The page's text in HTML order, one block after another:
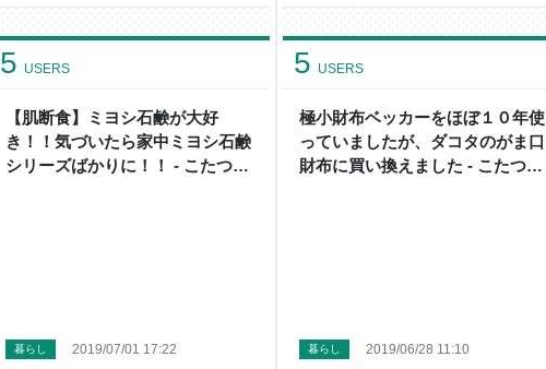
【肌断食】ミヨシ石鹸が大好
き！！気づいたら家中ミヨシ石鹸
シリーズばかりに！！ - こたつか
5 USERS
暮らし 2019/07/01 17:22
極小財布ベッカーをほぼ１０年使
っていましたが、ダコタのがま口
財布に買い換えました - こたつか
5 USERS
暮らし 2019/06/28 11:10